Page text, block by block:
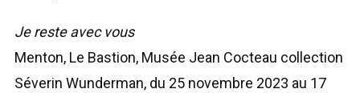
Je reste avec vous
Menton, Le Bastion, Musée Jean Cocteau collection
Séverin Wunderman, du 25 novembre 2023 au 17